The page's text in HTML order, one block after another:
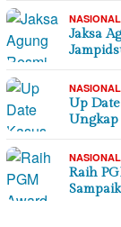
NASIONAL
Jaksa
NASIONAL
Up
Ungkap
NASIONAL
Raih